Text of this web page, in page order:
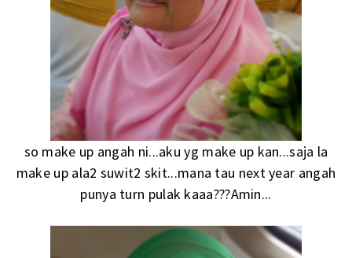
so make up angah ni...aku yg make up kan...saja la
make up ala2 suwit2 skit...mana tau next year angah
punya turn pulak kaaa???Amin...